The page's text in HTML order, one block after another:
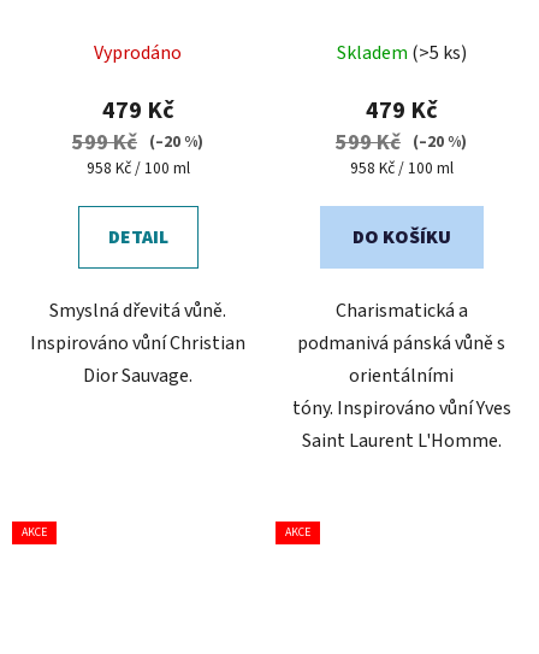
hodnocení
produktu
je
5,0
5
Vyprodáno
479 Kč
599 Kč (–20 %)
Měrná
958 Kč / 100 ml
DETAIL
Smyslná dřevitá vůně.
Inspirováno vůní Christian
Dior Sauvage.
hodnocení
produktu
je
4,3
5
Skladem (>5 ks)
479 Kč
599 Kč (–20 %)
Měrná
958 Kč / 100 ml
DO KOŠÍKU
Charismatická a
podmanivá pánská vůně s
orientálními
tóny. Inspirováno vůní Yves
Saint Laurent L'Homme.
AKCE AKCE